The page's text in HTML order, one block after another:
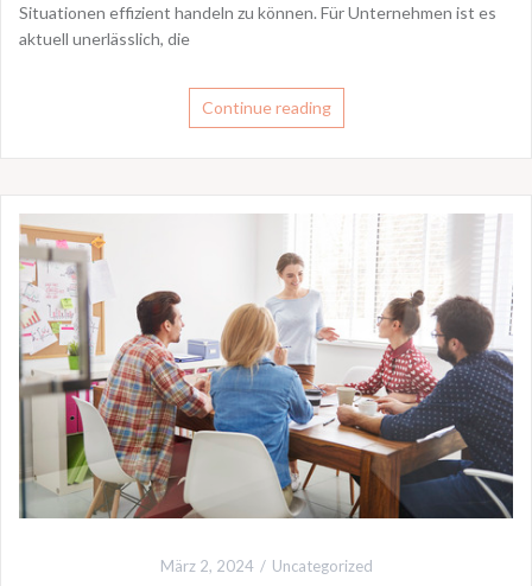
Situationen effizient handeln zu können. Für Unternehmen ist es
aktuell unerlässlich, die
Continue reading
März 2, 2024 Uncategorized